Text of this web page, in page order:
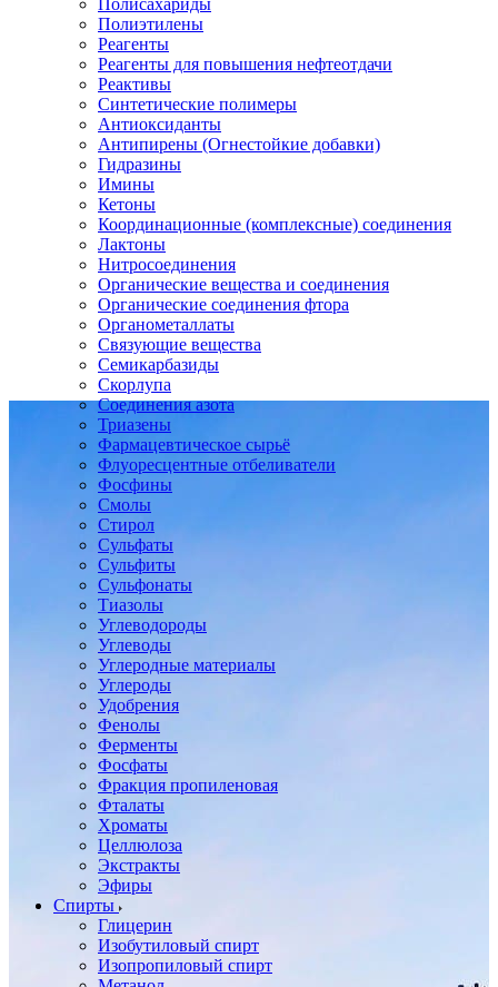
Полисахариды
Полиэтилены
Реагенты
Реагенты для повышения нефтеотдачи
Реактивы
Синтетические полимеры
Антиоксиданты
Антипирены (Огнестойкие добавки)
Гидразины
Имины
Кетоны
Координационные (комплексные) соединения
Лактоны
Нитросоединения
Органические вещества и соединения
Органические соединения фтора
Органометаллаты
Связующие вещества
Семикарбазиды
Скорлупа
Соединения азота
Триазены
Фармацевтическое сырьё
Флуоресцентные отбеливатели
Фосфины
Смолы
Стирол
Сульфаты
Сульфиты
Сульфонаты
Тиазолы
Углеводороды
Углеводы
Углеродные материалы
Углероды
Удобрения
Фенолы
Ферменты
Фосфаты
Фракция пропиленовая
Фталаты
Хроматы
Целлюлоза
Экстракты
Эфиры
Спирты
Глицерин
Изобутиловый спирт
Изопропиловый спирт